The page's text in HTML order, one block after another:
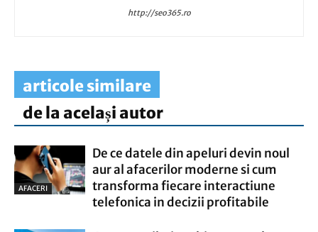
http://seo365.ro
articole similare
de la același autor
AFACERI
De ce datele din apeluri devin noul
aur al afacerilor moderne si cum
transforma fiecare interactiune
telefonica in decizii profitabile